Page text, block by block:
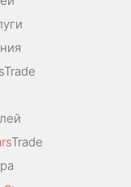
Trade